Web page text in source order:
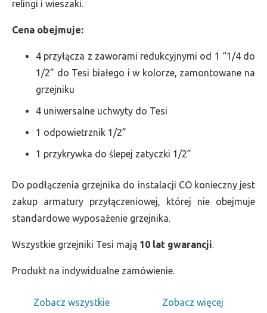
relingi i wieszaki.
Cena obejmuje:
4 przyłącza z zaworami redukcyjnymi od 1 “1/4 do
1/2” do Tesi białego i w kolorze, zamontowane na
grzejniku
4 uniwersalne uchwyty do Tesi
1 odpowietrznik 1/2”
1 przykrywka do ślepej zatyczki 1/2”
Do podłączenia grzejnika do instalacji CO konieczny jest
zakup armatury przyłączeniowej, której nie obejmuje
standardowe wyposażenie grzejnika.
Wszystkie grzejniki Tesi mają 10 lat gwarancji.
Produkt na indywidualne zamówienie.
Zobacz wszystkie
Zobacz więcej